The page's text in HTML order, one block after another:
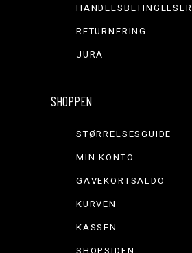
HANDELSBETINGELSER
RETURNERING
JURA
SHOPPEN
STØRRELSESGUIDE
MIN KONTO
GAVEKORTSALDO
KURVEN
KASSEN
SHOPSIDEN